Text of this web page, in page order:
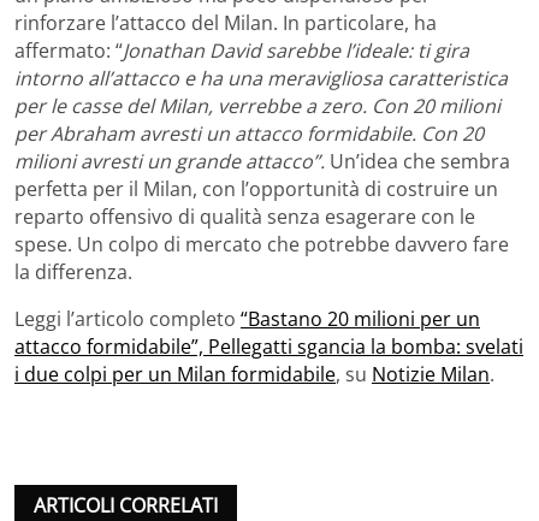
rinforzare l’attacco del Milan. In particolare, ha
affermato: “Jonathan David sarebbe l’ideale: ti gira
intorno all’attacco e ha una meravigliosa caratteristica
per le casse del Milan, verrebbe a zero. Con 20 milioni
per Abraham avresti un attacco formidabile. Con 20
milioni avresti un grande attacco”. Un’idea che sembra
perfetta per il Milan, con l’opportunità di costruire un
reparto offensivo di qualità senza esagerare con le
spese. Un colpo di mercato che potrebbe davvero fare
la differenza.
Leggi l’articolo completo “Bastano 20 milioni per un
attacco formidabile”, Pellegatti sgancia la bomba: svelati
i due colpi per un Milan formidabile, su Notizie Milan.
ARTICOLI CORRELATI